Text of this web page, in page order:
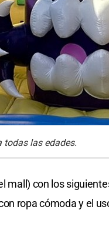
todas las edades.
mall) con los
ropa cómoda y el